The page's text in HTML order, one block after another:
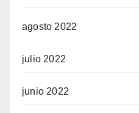
agosto 2022
julio 2022
junio 2022